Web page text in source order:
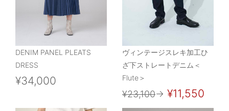
DENIM PANEL PLEATS
DRESS
¥34,000
ヴィンテージスレキ加工ひ
ざ下ストレートデニム＜
Flute＞
¥23,100→ ¥11,550